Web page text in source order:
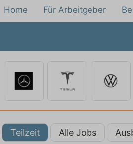
Home Für Arbeitgeber
Teilzeit Alle Jobs